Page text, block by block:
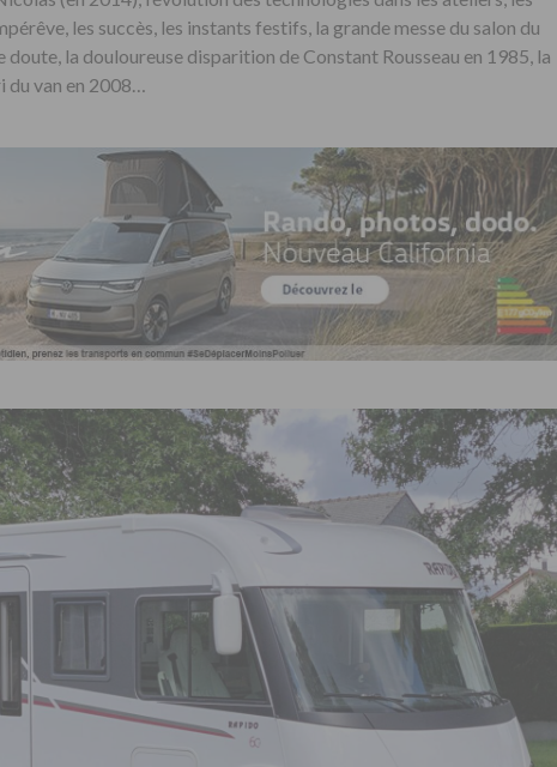
les succès, les instants festifs, la grande messe du salon du
la douloureuse disparition de Constant Rousseau en 1985, la
du van en 2008…